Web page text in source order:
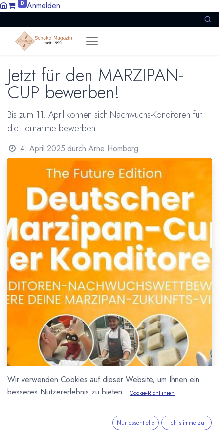
0 Anmelden
Jetzt für den MARZIPAN-
CUP bewerben!
Bis zum 11. April können sich Nachwuchs-Konditoren für
die Teilnahme bewerben
4. April 2025 durch Arne Homborg
Wir verwenden Cookies auf dieser Website, um Ihnen ein
besseres Nutzererlebnis zu bieten.
Cookie-Richtlinien
Nur essentielle Ich stimme zu